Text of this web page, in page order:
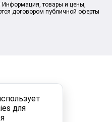
для
товары и цены,
договором публичной оферты